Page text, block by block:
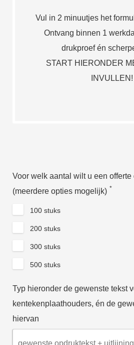
Vul in 2 minuutjes het
Ontvang binnen 1
drukproef én
START HIERONDER
INVULLEN!
Voor welk aantal wilt u een
(meerdere opties mogelijk) *
100 stuks
200 stuks
300 stuks
500 stuks
Typ hieronder de gewenste tekst
kentekenplaathouders, én de
hiervan